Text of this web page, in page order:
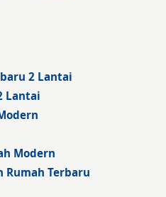
2 Lantai
Lantai
Modern
Rumah Terbaru